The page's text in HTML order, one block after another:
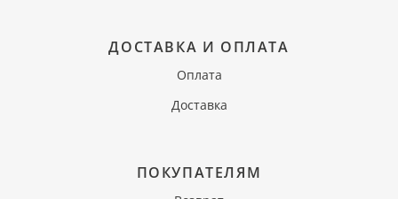
ДОСТАВКА И ОПЛАТА
Оплата
Доставка
ПОКУПАТЕЛЯМ